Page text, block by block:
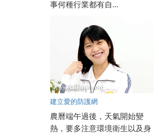
事何種行業都有自...
建立愛的防護網
農曆端午過後，天氣開始變
熱，要多注意環境衛生以及身